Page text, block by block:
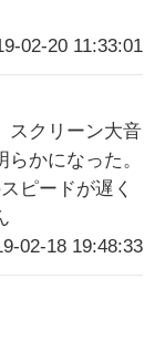
02-20 11:33:01
スクリーン大音
かになった。
ピードが遅く
02-18 19:48:33